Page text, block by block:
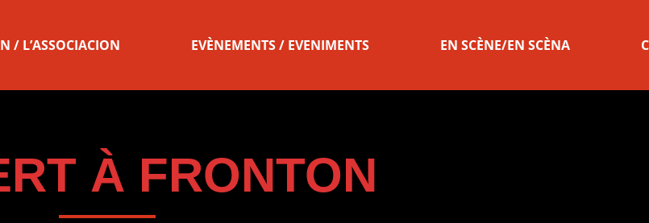
/ L’ASSOCIACION EVÈNEMENTS / EVENIMENTS EN SCÈNE/EN SCÈNA
À FRONTON